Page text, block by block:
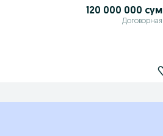
120 000 000 сум
Договорная